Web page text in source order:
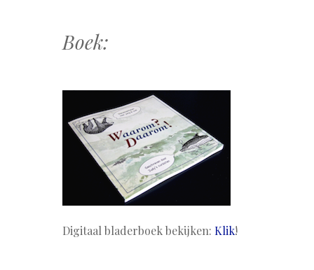
Boek:
Digitaal bladerboek bekijken: Klik!